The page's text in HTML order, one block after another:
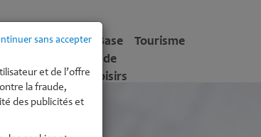
-
Culture
Base
de
Loisirs
Tourisme
sans accepter
et de l’offre
la fraude,
des publicités et